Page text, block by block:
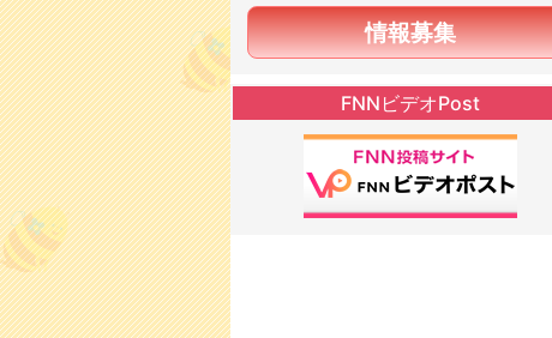
情報募集
FNNビデオPost